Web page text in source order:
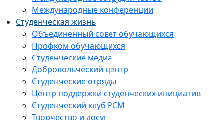
Международные конференции
Студенческая жизнь
Объединенный совет обучающихся
Профком обучающихся
Студенческие медиа
Добровольческий центр
Студенческие отряды
Центр поддержки студенческих инициатив
Студенческий клуб РСМ
Творчество и досуг